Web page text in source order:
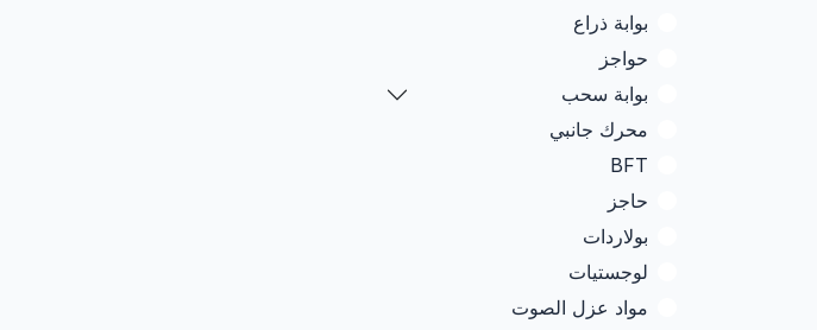
بوابة ذراع
حواجز
بوابة سحب
محرك جانبي
BFT
حاجز
بولاردات
لوجستيات
مواد عزل الصوت